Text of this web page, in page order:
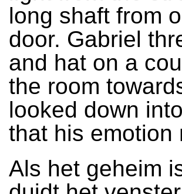
long shaft from
door. Gabriel
and hat on a
the room
looked down
that his emotion
Als het geheim